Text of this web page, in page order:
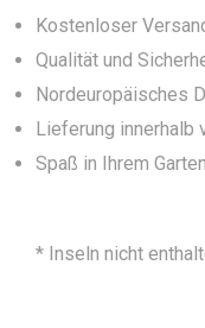
Kostenloser
Qualität und
Nordeuropäisches
Lieferung innerhalb
Spaß in Ihrem
* Inseln nicht